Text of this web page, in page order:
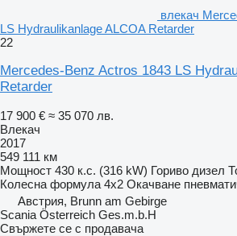
влекач
LS Hydraulikanlage ALCOA Retarder
22
Mercedes-Benz Actros 1843 LS
Retarder
17 900 € ≈ 35 070 лв.
Влекач
2017
549 111 км
Мощност 430 к.с. (316 kW) Гориво дизел
Колесна формула 4x2 Окачване
Австрия, Brunn am Gebirge
Scania Österreich Ges.m.b.H
Свържете се с продавача